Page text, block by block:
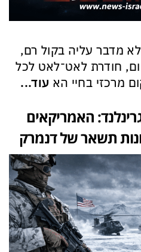
מדבר עליה בקול רם,
חודרת לאט־לאט לכל
מרכזי בחיי הא עוד...
האמריקאים
תשאר של דנמרק